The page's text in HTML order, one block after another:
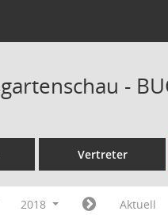
-
Vertreter
2018 Aktuell